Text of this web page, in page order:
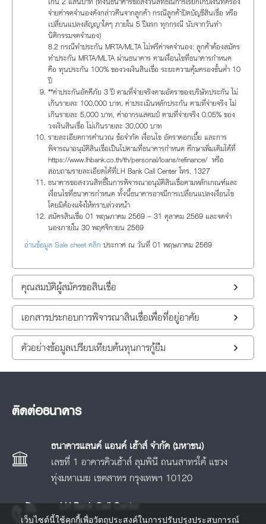
จ่ายค่าจดจำนองดังกล่าวคืนจากลูกค้า กรณีลูกค้าปิดบัญชีสินเชื่อ หรือ
เปลี่ยนแปลงสัญญาใดๆ ภายใน 5 ปีแรก ทุกกรณี นับจากวันทำ
นิติกรรมจดจำนอง)
8.2 กรณีทำประกัน MRTA/MLTA ไม่ฟรีค่าจดจำนอง: ลูกค้าต้องสมัคร
ทำประกัน MRTA/MLTA ผ่านธนาคาร ตามเงื่อนไขที่ธนาคารกำหนด
คือ ทุนประกัน 100% ของวงเงินสินเชื่อ ระยะความคุ้มครองขั้นต่ำ 10
ปี
**ค่าประกันอัคคีภัย 3 ปี ตามที่จ่ายจริงตามอัตราของบริษัทประกัน ไม่
เกินรายละ 100,000 บาท, ค่าประเมินหลักประกัน ตามที่จ่ายจริง ไม่
เกินรายละ 5,000 บาท, ค่าอากรแสตมป์ ตามที่จ่ายจริง 0.05% ของ
วงเงินสินเชื่อ ไม่เกินรายละ 30,000 บาท
รายละเอียดการคำนวณ ข้อจำกัด เงื่อนไข อัตราดอกเบี้ย และการ
พิจารณาอนุมัติสินเชื่อเป็นไปตามที่ธนาคารกำหนด ศึกษาเพิ่มเติมได้ที่
https://www.lhbank.co.th/th/personal/loans/refinance/ หรือ
สอบถามรายละเอียดได้ที่LH Bank Call Center โทร. 1327
ธนาคารขอสงวนสิทธิ์ในการพิจารณาอนุมัติสินเชื่อตามหลักเกณฑ์และ
เงื่อนไขที่ธนาคารกำหนด ทั้งนี้ธนาคารอาจมีการเปลี่ยนแปลงเงื่อนไข
โดยมิต้องแจ้งให้ทราบล่วงหน้า
สมัครสินเชื่อ 01 พฤษภาคม 2569 – 31 ตุลาคม 2569 และจดจำ
นองภายใน 30 พฤศจิกายน 2569
อ่านข้อมูล Sale sheet คลิก ประกาศ ณ วันที่ 01 พฤษภาคม 2569
คุณสมบัติผู้สมัครขอสินเชื่อ
เอกสารประกอบการพิจารณาสินเชื่อเพื่อที่อยู่อาศัย
ตัวอย่างข้อมูลเปรียบเทียบต้นทุนการกู้ยืม
ติดต่อธนาคาร
ธนาคารแลนด์ แอนด์ เฮ้าส์ จำกัด (มหาชน)
เลขที่ 1 อาคารคิวเฮ้าส์ ลุมพินี ถนนสาทรใต้ แขวง
ทุ่งมหาเมฆ เขตสาทร กรุงเทพฯ 10120
LH Bank Call Center
เว็บไซต์นี้ใช้คุกกี้เพื่อวัตถุประสงค์ในการปรับปรุงประสบการณ์